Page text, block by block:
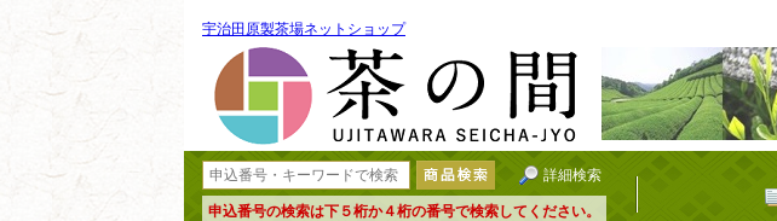
宇治田原製茶場ネットショップ
詳細検索
申込番号の検索は下５桁か４桁の番号で検索してください。